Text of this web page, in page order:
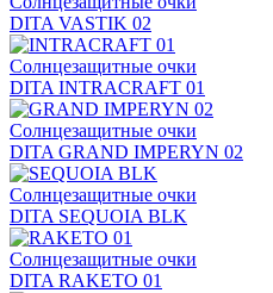
DITA VASTIK 02
Солнцезащитные очки
DITA INTRACRAFT 01
Солнцезащитные очки
DITA GRAND IMPERYN 02
Солнцезащитные очки
DITA SEQUOIA BLK
Солнцезащитные очки
DITA RAKETO 01